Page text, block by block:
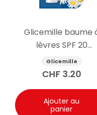
Glicemille baume
lèvres SPF 20
protecteur 5.5g
Glicemille
CHF 3.20
Ajouter au
panier